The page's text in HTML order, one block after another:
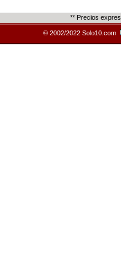
** Precios
© 2002/2022 Solo10.com